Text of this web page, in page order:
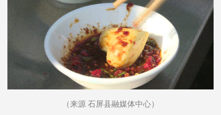
（来源 石屏县融媒体中心）